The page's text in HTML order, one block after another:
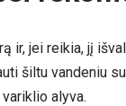
ir, jei reikia, jį
šiltu vandeniu
alyva.